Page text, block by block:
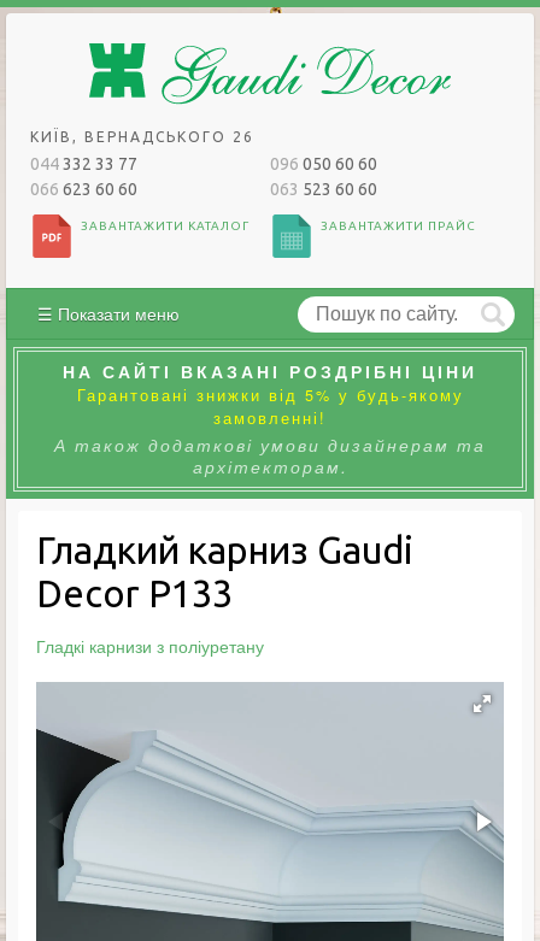
КИЇВ, ВЕРНАДСЬКОГО 26
044332 33 77 096 050 60 60
066 623 60 60 063 523 60 60
ЗАВАНТАЖИТИ КАТАЛОГ ЗАВАНТАЖИТИ ПРАЙС
☰ Показати меню
НА САЙТІ ВКАЗАНІ РОЗДРІБНІ ЦІНИ
Гарантовані знижки від 5% у будь-якому
замовленні!
А також додаткові умови дизайнерам та
архітекторам.
Гладкий карниз Gaudi
Decor P133
Гладкі карнизи з поліуретану